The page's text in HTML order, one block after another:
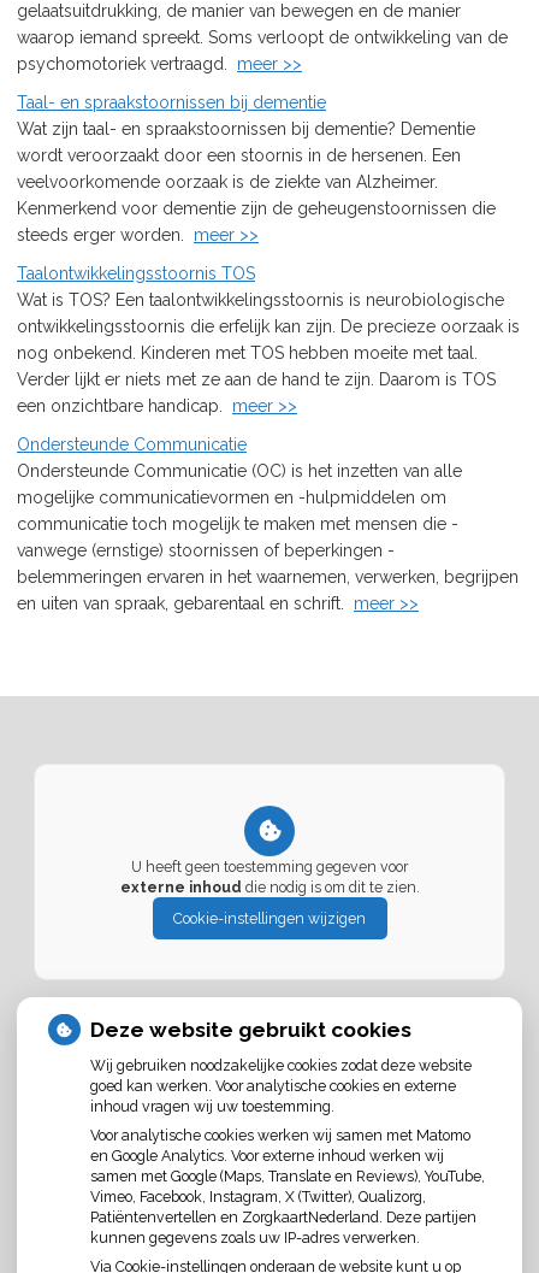
gelaatsuitdrukking, de manier van bewegen en de manier
waarop iemand spreekt. Soms verloopt de ontwikkeling van de
psychomotoriek vertraagd. meer >>
Taal- en spraakstoornissen bij dementie
Wat zijn taal- en spraakstoornissen bij dementie? Dementie
wordt veroorzaakt door een stoornis in de hersenen. Een
veelvoorkomende oorzaak is de ziekte van Alzheimer.
Kenmerkend voor dementie zijn de geheugenstoornissen die
steeds erger worden. meer >>
Taalontwikkelingsstoornis TOS
Wat is TOS? Een taalontwikkelingsstoornis is neurobiologische
ontwikkelingsstoornis die erfelijk kan zijn. De precieze oorzaak is
nog onbekend. Kinderen met TOS hebben moeite met taal.
Verder lijkt er niets met ze aan de hand te zijn. Daarom is TOS
een onzichtbare handicap. meer >>
Ondersteunde Communicatie
Ondersteunde Communicatie (OC) is het inzetten van alle
mogelijke communicatievormen en -hulpmiddelen om
communicatie toch mogelijk te maken met mensen die -
vanwege (ernstige) stoornissen of beperkingen -
belemmeringen ervaren in het waarnemen, verwerken, begrijpen
en uiten van spraak, gebarentaal en schrift. meer >>
U heeft geen toestemming gegeven voor
externe inhoud die nodig is om dit te zien.
Cookie-instellingen wijzigen
LOCATIE LISSE
De praktijk is gevestigd in de (neuro) fysiotherapiepraktijk
Boot & Broersen
Vivaldistraat 67-a
2162AB Lisse
0252-428331
cakwakman@logopediepraktijklisse.nl
Website:www.logopediepraktijklisse.nl
Aanwezig op maandag, woensdag en donderdag.
Deze website gebruikt cookies
Wij gebruiken noodzakelijke cookies zodat deze website
goed kan werken. Voor analytische cookies en externe
inhoud vragen wij uw toestemming.
Voor analytische cookies werken wij samen met Matomo
en Google Analytics. Voor externe inhoud werken wij
samen met Google (Maps, Translate en Reviews), YouTube,
Vimeo, Facebook, Instagram, X (Twitter), Qualizorg,
Patiëntenvertellen en ZorgkaartNederland. Deze partijen
kunnen gegevens zoals uw IP-adres verwerken.
Via Cookie-instellingen onderaan de website kunt u op